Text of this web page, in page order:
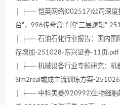
│ ├── 恺英网络(002517)公司深度
台”，996传奇盒子的“三层逻辑”-
│ ├── 石油石化行业报告：国内国
存增加-251028-东兴证券-11页.pdf
│ ├── 机械设备行业专题研究：机
Sim2real或成主流训练方案-
│ ├── 中科美菱(920992)生物细胞